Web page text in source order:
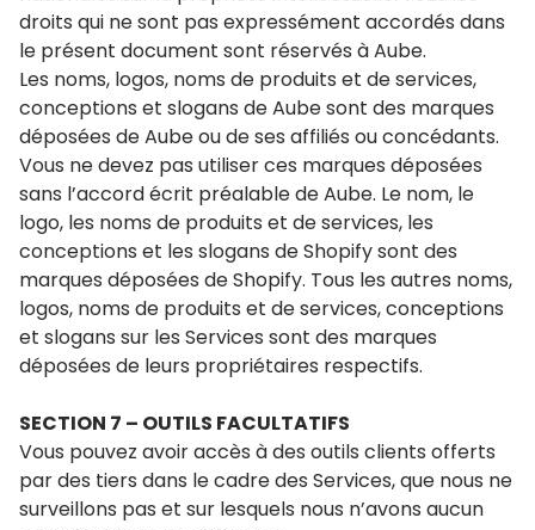
droits qui ne sont pas expressément accordés dans
le présent document sont réservés à Aube.
Les noms, logos, noms de produits et de services,
conceptions et slogans de Aube sont des marques
déposées de Aube ou de ses affiliés ou concédants.
Vous ne devez pas utiliser ces marques déposées
sans l’accord écrit préalable de Aube. Le nom, le
logo, les noms de produits et de services, les
conceptions et les slogans de Shopify sont des
marques déposées de Shopify. Tous les autres noms,
logos, noms de produits et de services, conceptions
et slogans sur les Services sont des marques
déposées de leurs propriétaires respectifs.
SECTION 7 – OUTILS FACULTATIFS
Vous pouvez avoir accès à des outils clients offerts
par des tiers dans le cadre des Services, que nous ne
surveillons pas et sur lesquels nous n’avons aucun